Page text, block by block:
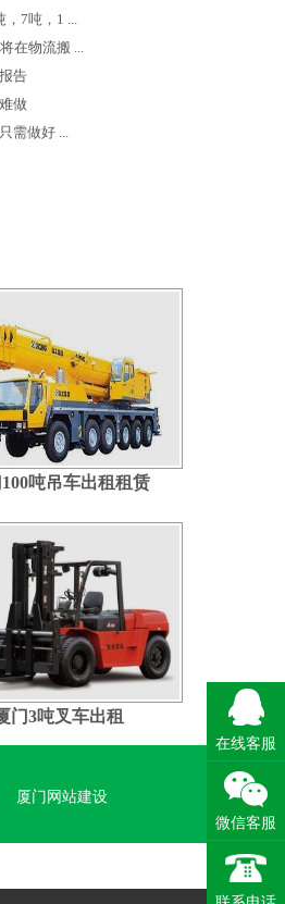
，7吨，1 ...
在物流搬 ...
告
做
需做好 ...
吨吊车出租租赁
门3吨叉车出租
厦门网站建设
在线客服
微信客服